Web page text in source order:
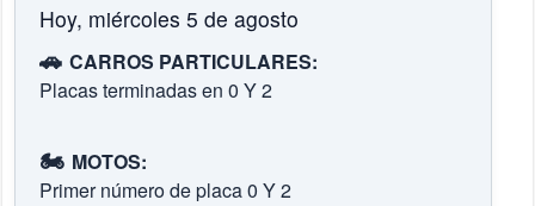
Hoy, miércoles 5 de agosto
🚗 CARROS PARTICULARES:
Placas terminadas en 0 Y 2
🏍️ MOTOS:
Primer número de placa 0 Y 2